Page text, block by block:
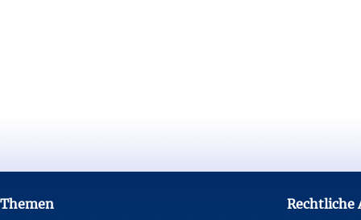
Footer
Themen Rechtliche